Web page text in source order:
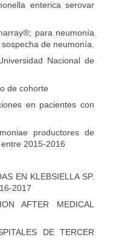
enterica serovar
para neumonía
de neumonía.
Nacional de
de cohorte
en pacientes con
productores de
2015-2016
EN KLEBSIELLA SP.
2017
AFTER MEDICAL
DE TERCER